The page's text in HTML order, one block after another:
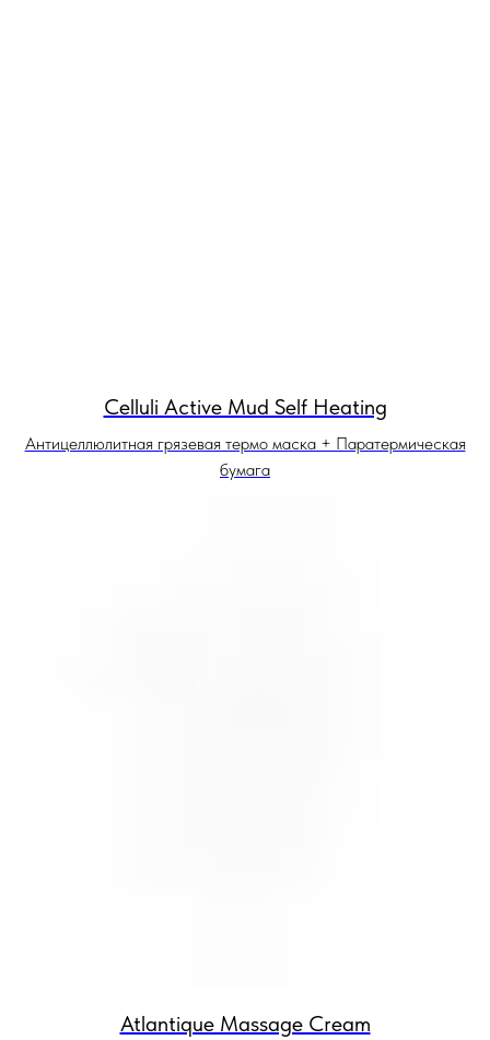
Celluli Active Mud Self Heating
Антицеллюлитная грязевая термо маска + Паратермическая
бумага
Atlantique Massage Cream